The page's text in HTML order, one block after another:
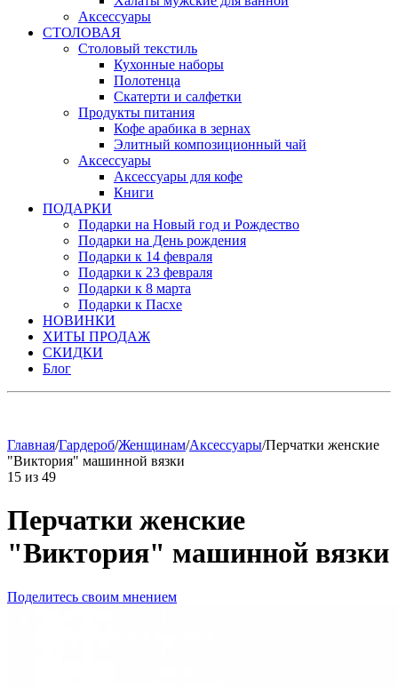
Аксессуары
СТОЛОВАЯ
Столовый текстиль
Кухонные наборы
Полотенца
Скатерти и салфетки
Продукты питания
Кофе арабика в зернах
Элитный композиционный чай
Аксессуары
Аксессуары для кофе
Книги
ПОДАРКИ
Подарки на Новый год и Рождество
Подарки на День рождения
Подарки к 14 февраля
Подарки к 23 февраля
Подарки к 8 марта
Подарки к Пасхе
НОВИНКИ
ХИТЫ ПРОДАЖ
СКИДКИ
Блог
Главная/Гардероб/Женщинам/Аксессуары/Перчатки женские
"Виктория" машинной вязки
15 из 49
Перчатки женские
"Виктория" машинной вязки
Поделитесь своим мнением